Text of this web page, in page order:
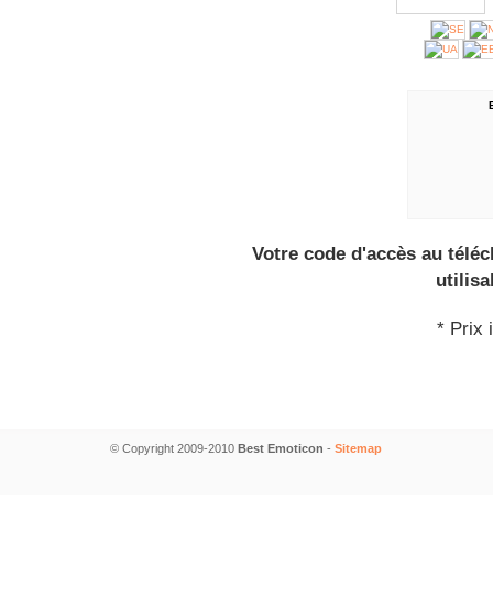
Votre code d'accès au
* Prix
© Copyright 2009-2010 Best Emoticon - Sitemap